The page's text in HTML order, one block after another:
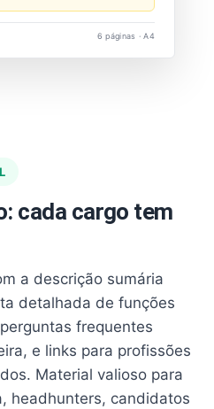
6 páginas · A4
cada cargo tem
a descrição sumária
detalhada de funções
frequentes
e links para profissões
Material valioso para
headhunters, candidatos